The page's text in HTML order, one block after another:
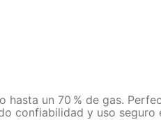
un 70 % de gas.
confiabilidad y uso seguro